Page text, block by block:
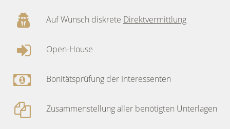
Auf Wunsch diskrete Direktvermittlung
Open-House
Bonitätsprüfung der Interessenten
Zusammenstellung aller benötigten Unterlagen